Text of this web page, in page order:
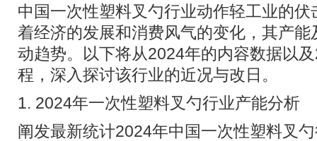
中国一次性塑料叉勺行业动作轻工业的
着经济的发展和消费风气的变化，其产
动趋势。以下将从2024年的内容数据以
程，深入探讨该行业的近况与改日。
1. 2024年一次性塑料叉勺行业产能分析
阐发最新统计2024年中国一次性塑料叉